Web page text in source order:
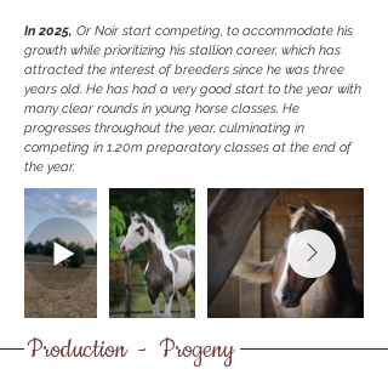
In 2025, Or Noir start competing, to accommodate his
growth while prioritizing his stallion career, which has
attracted the interest of breeders since he was three
years old. He has had a very good start to the year with
many clear rounds in young horse classes. He
progresses throughout the year, culminating in
competing in 1.20m preparatory classes at the end of
the year.
Production - Progeny